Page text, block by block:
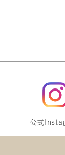
公式